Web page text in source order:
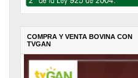
COMPRA Y VENTA BOVINA CON
TVGAN